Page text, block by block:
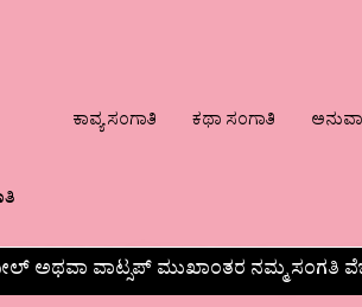
ಕಾವ್ಯ ಸಂಗಾತಿ ಕಥಾ ಸಂಗಾತಿ
ಅಥವಾ ವಾಟ್ಸಪ್ ಮುಖಾಂತರ ನಮ್ಮ ಸಂಗತಿ